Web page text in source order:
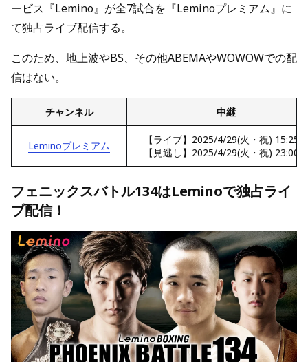
ービス『Lemino』が全7試合を『Leminoプレミアム』に
て独占ライブ配信する。
このため、地上波やBS、その他ABEMAやWOWOWでの配
信はない。
チャンネル 中継
Leminoプレミアム
【ライブ】2025/4/29(火・祝) 15:25～
【見逃し】2025/4/29(火・祝) 23:00～
フェニックスバトル134はLeminoで独占ライ
ブ配信！